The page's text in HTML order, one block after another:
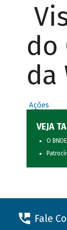
do
da
Ações
VEJA
O
Fale